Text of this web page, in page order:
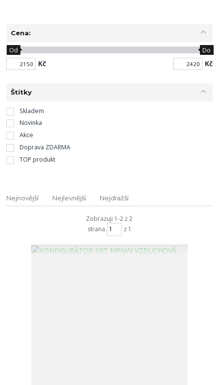
Cena:
Kč
Od Do
Kč
Štítky
Skladem
Novinka
Akce
Doprava ZDARMA
TOP produkt
Nejnovější Nejlevnější Nejdražší
Zobrazuji 1-2 z 2
strana
z 1